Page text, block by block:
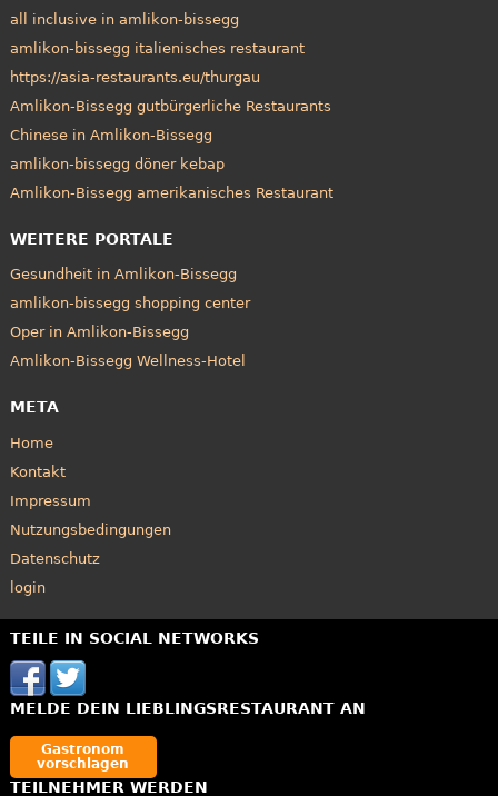
all inclusive in amlikon-bissegg
amlikon-bissegg italienisches restaurant
https://asia-restaurants.eu/thurgau
Amlikon-Bissegg gutbürgerliche Restaurants
Chinese in Amlikon-Bissegg
amlikon-bissegg döner kebap
Amlikon-Bissegg amerikanisches Restaurant
WEITERE PORTALE
Gesundheit in Amlikon-Bissegg
amlikon-bissegg shopping center
Oper in Amlikon-Bissegg
Amlikon-Bissegg Wellness-Hotel
META
Home
Kontakt
Impressum
Nutzungsbedingungen
Datenschutz
login
TEILE IN SOCIAL NETWORKS
MELDE DEIN LIEBLINGSRESTAURANT AN
Gastronom
vorschlagen
TEILNEHMER WERDEN